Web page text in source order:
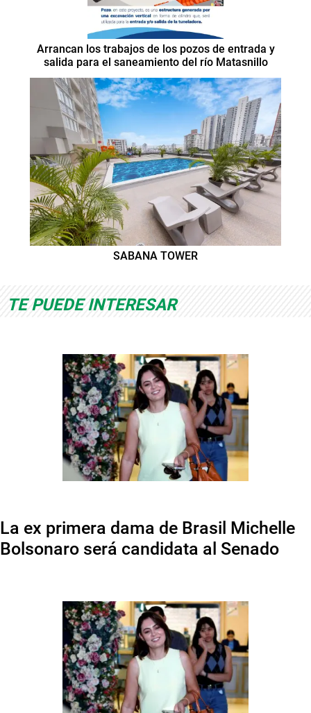
Arrancan los trabajos de los pozos de entrada y
salida para el saneamiento del río Matasnillo
SABANA TOWER
TE PUEDE INTERESAR
La ex primera dama de Brasil Michelle
Bolsonaro será candidata al Senado